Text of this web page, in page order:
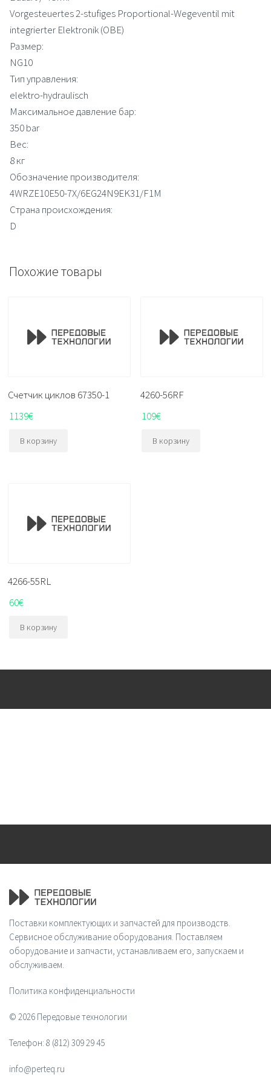
Vorgesteuertes 2-stufiges Proportional-Wegeventil mit
integrierter Elektronik (OBE)
Размер:
NG10
Тип управления:
elektro-hydraulisch
Максимальное давление бар:
350 bar
Вес:
8 кг
Обозначение производителя:
4WRZE10E50-7X/6EG24N9EK31/F1M
Страна происхождения:
D
Похожие товары
Счетчик циклов 67350-1
1139€
В корзину
4260-56RF
109€
В корзину
4266-55RL
60€
В корзину
Поставки комплектующих и запчастей для производств.
Сервисное обслуживание оборудования. Поставляем
оборудование и запчасти, устанавливаем его, запускаем и
обслуживаем.
Политика конфиденциальности
© 2026 Передовые технологии
Телефон: 8 (812) 309 29 45
info@perteq.ru